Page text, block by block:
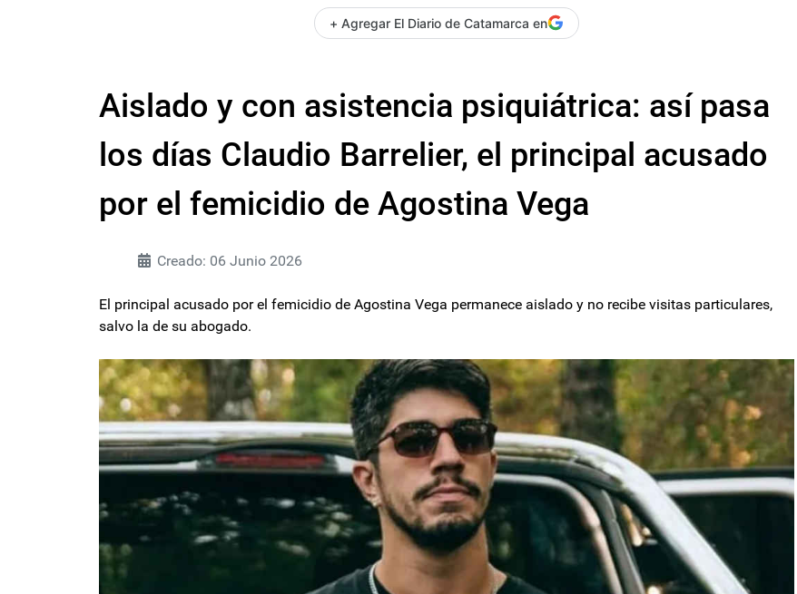
+ Agregar El Diario de Catamarca en
Aislado y con asistencia psiquiátrica: así pasa
los días Claudio Barrelier, el principal acusado
por el femicidio de Agostina Vega
Creado: 06 Junio 2026
El principal acusado por el femicidio de Agostina Vega permanece aislado y no recibe visitas particulares,
salvo la de su abogado.